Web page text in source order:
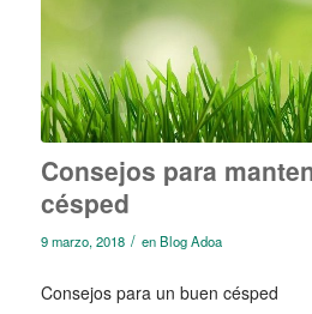
Consejos para
césped
9 marzo, 2018 / enBlog Adoa
Consejos para un buen césped